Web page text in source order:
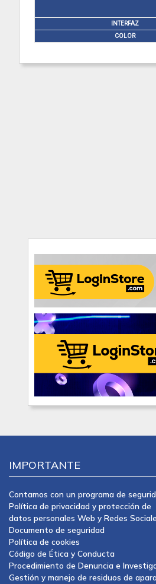
INTERFAZ
COLOR
IMPORTANTE
Contamos con un programa de
Política de privacidad y protección de
datos personales Web y Redes
Documento de seguridad
Política de cookies
Código de Ética y Conducta
Procedimiento de Denuncia e
Gestión y manejo de residuos de